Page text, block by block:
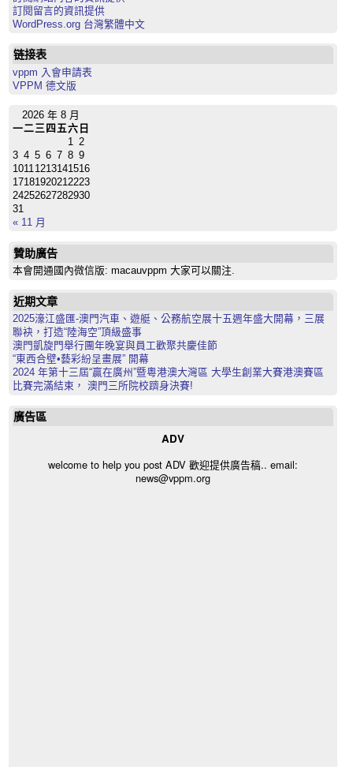
訂閱留言的資訊提供
WordPress.org 台灣繁體中文
链接表
vppm 入會申請表
VPPM 德文版
2026 年 8 月
一二三 四 五六 日
1
2
3 4 5 6 7 8 9
1011 1213141516
1718192021 2223
24252627282930
31
« 11 月
贊助廣告
本會開通國內微信版: macauvppm 大家可以關注.
近期文章
2025濠江盛匯-澳門汽車、遊艇、公務航空展十五週年盛大開幕，三展
聯袂，打造“陸海空”頂級盛事
澳門凱旋門舉行團年晚宴與員工歡聚共慶佳節
“東西合壁•藝彩紛呈畫展” 開幕
2024 年第十三屆“贏在廣州”暨粵港澳大灣區 大學生創業大賽港澳賽區
比賽完滿結束， 澳門三所院校躋身決賽!
廣告區
ADV
welcome to help you post ADV 歡迎提供廣告稿.. email:
news@vppm.org